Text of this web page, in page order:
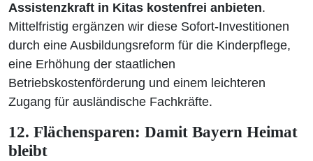
Assistenzkraft in Kitas kostenfrei anbieten.
Mittelfristig ergänzen wir diese Sofort-Investitionen
durch eine Ausbildungsreform für die Kinderpflege,
eine Erhöhung der staatlichen
Betriebskostenförderung und einem leichteren
Zugang für ausländische Fachkräfte.
12. Flächensparen: Damit Bayern Heimat
bleibt